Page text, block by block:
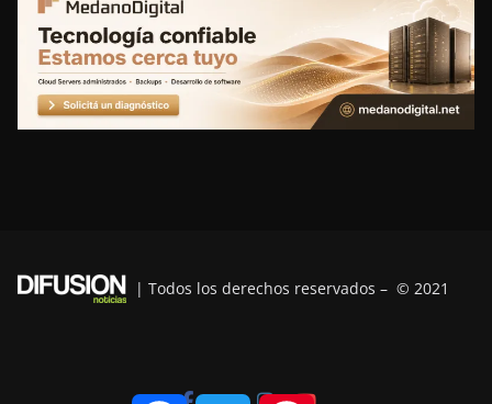
k
s
t
n
| Todos los derechos reservados – © 2021